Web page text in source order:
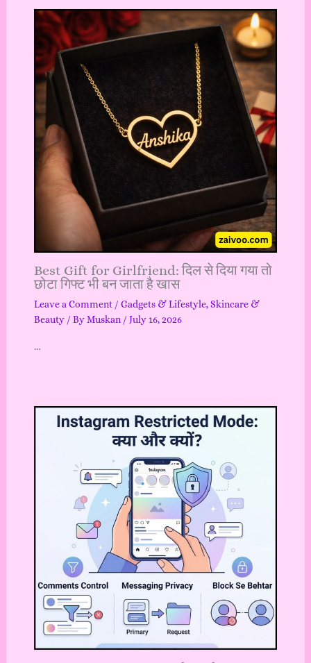
Best Gift for Girlfriend: दिल से दिया गया तो
छोटा गिफ्ट भी बन जाता है खास
Leave a Comment / Gadgets & Lifestyle,Skincare &
Beauty/ ByMuskan / July 16, 2026
…